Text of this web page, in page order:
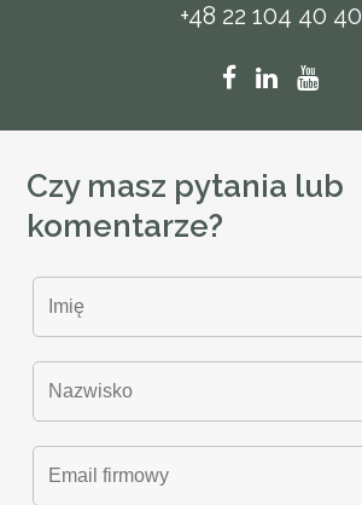
+48 22 104 40 40
Czy masz pytania lub
komentarze?